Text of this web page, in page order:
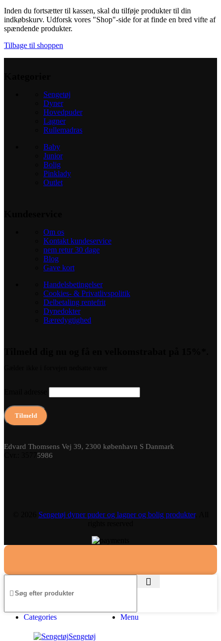
Inden du fortsætter til kassen, skal du tilføje produkter til din
indkøbskurv. Udforsk vores "Shop"-side for at finde en bred vifte af
spændende produkter.
Tilbage til shoppen
Sengetøj
Dyner
Hovedpuder
Lagner
Rullemadras
Baby
Junior
Bolig
Pinklady
Outlet
Om os
Kontakt kundeservice
nem retur 30 dage
Blog
Gave kort
Handelsbetingelser
Cookies- & Privatlivspolitik
Delbetaling rentefrit
Dynedokter
Bæredygtighed
Edvard Thomsens Vej 39, 2300 københavn S Danmark
5986
Sengetøj dyner puder og lagner og bolig produkter. All
Menu
Categories
Sengetøj